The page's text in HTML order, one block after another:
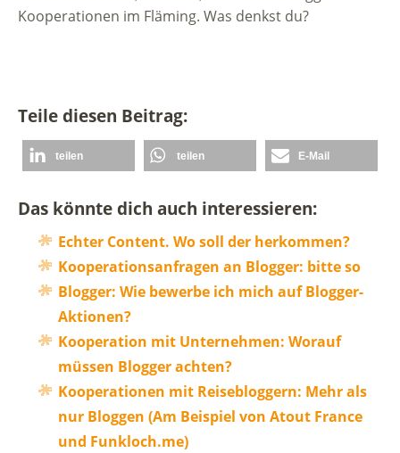
Kooperationen im Fläming. Was denkst du?
Teile diesen Beitrag:
teilen teilen E-Mail
Das könnte dich auch interessieren:
Echter Content. Wo soll der herkommen?
Kooperationsanfragen an Blogger: bitte so
Blogger: Wie bewerbe ich mich auf Blogger-
Aktionen?
Kooperation mit Unternehmen: Worauf
müssen Blogger achten?
Kooperationen mit Reisebloggern: Mehr als
nur Bloggen (Am Beispiel von Atout France
und Funkloch.me)